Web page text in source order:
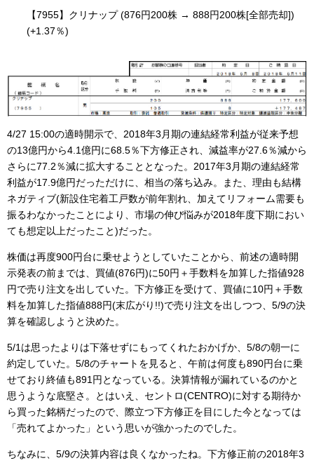
【7955】クリナップ (876円200株 → 888円200株[全部売却])
(+1.37％)
4/27 15:00の適時開示で、2018年3月期の連結経常利益が従来予想
の13億円から4.1億円に68.5％下方修正され、減益率が27.6％減から
さらに77.2％減に拡大することとなった。2017年3月期の連結経常
利益が17.9億円だっただけに、相当の落ち込み。また、理由も結構
ネガティブ(新設住宅着工戸数が前年割れ、加えてリフォーム需要も
振るわなかったことにより、市場の伸び悩みが2018年度下期におい
ても想定以上だったこと)だった。
株価は再度900円台に乗せようとしていたことから、前述の適時開
示発表の前までは、買値(876円)に50円＋手数料を加算した指値928
円で売り注文を出していた。下方修正を受けて、買値に10円＋手数
料を加算した指値888円(末広がり!!)で売り注文を出しつつ、5/9の決
算を確認しようと決めた。
5/1は思ったよりは下落せずにもってくれたおかげか、5/8の朝一に
約定していた。5/8のチャートを見ると、午前は何度も890円台に乗
せており終値も891円となっている。決算情報が漏れているのかと
思うような底堅さ。とはいえ、セントロ(CENTRO)に対する期待か
ら買った銘柄だったので、際立つ下方修正を目にした今となっては
「売れてよかった」という思いが強かったのでした。
ちなみに、5/9の決算内容は良くなかったね。下方修正前の2018年3